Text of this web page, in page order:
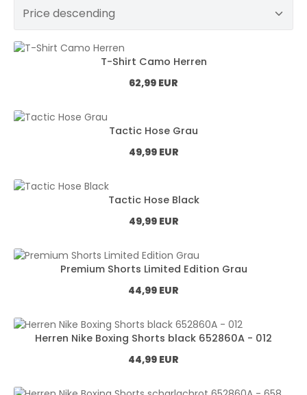
T-Shirt Camo Herren
Normál ár:
62,99 EUR
Tactic Hose Grau
Normál ár:
49,99 EUR
Tactic Hose Black
Normál ár:
49,99 EUR
Premium Shorts Limited Edition Grau
Normál ár:
44,99 EUR
Herren Nike Boxing Shorts black 652860A - 012
Normál ár:
44,99 EUR